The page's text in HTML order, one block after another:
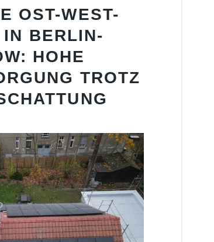
OST-WEST-
BERLIN-
HOHE
TROTZ